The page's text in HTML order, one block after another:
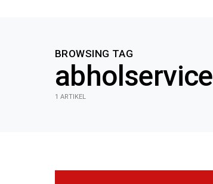
BROWSING TAG
abholservice
1 ARTIKEL